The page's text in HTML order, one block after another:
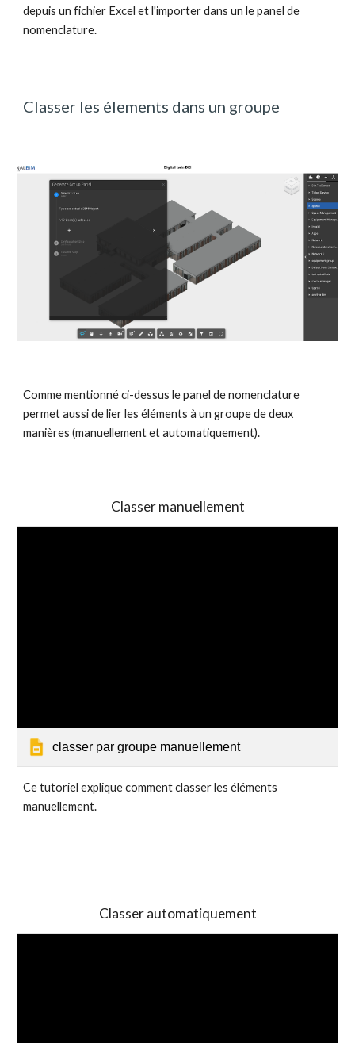
depuis un fichier Excel et l'importer dans un le panel de
nomenclature.
Classer les élements dans un groupe
Comme mentionné ci-dessus le panel de nomenclature
permet aussi de lier les éléments à un groupe de deux
manières (manuellement et automatiquement).
Classer manuellement
classer par groupe manuellement
Ce tutoriel explique comment classer les éléments
manuellement.
Classer automatiquement